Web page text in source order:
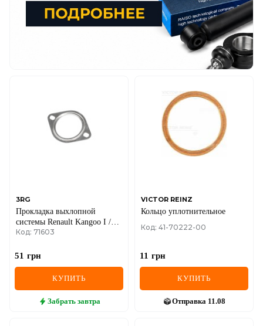
3RG
Прокладка выхлопной
системы Renault Kangoo I /
Clio I + II
Код: 71603
51 грн
КУПИТЬ
Забрать завтра
VICTOR REINZ
Кольцо уплотнительное
Код: 41-70222-00
11 грн
КУПИТЬ
Отправка 11.08